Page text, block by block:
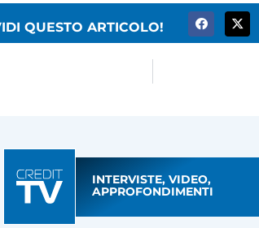
QUESTO ARTICOLO!
INTERVISTE, VIDEO,
APPROFONDIMENTI